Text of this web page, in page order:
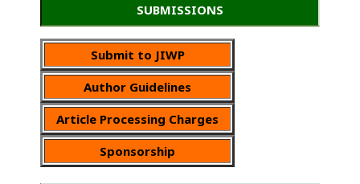
SUBMISSIONS
Submit to JIWP
Author Guidelines
Article Processing Charges
Sponsorship